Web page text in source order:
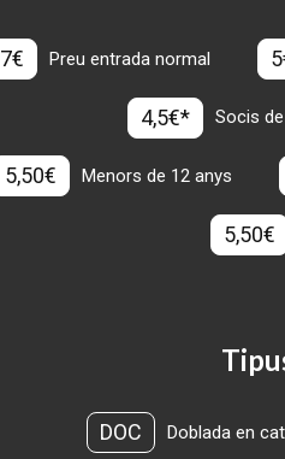
7€ Preu entrada normal
4,5€* Socis
5,50€ Menors de 12 anys
5,50€
DOC Doblada en